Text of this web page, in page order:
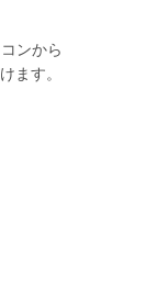
ンから
ます。